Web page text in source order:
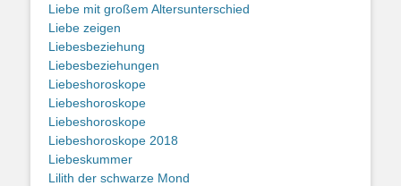
Liebe mit großem Altersunterschied
Liebe zeigen
Liebesbeziehung
Liebesbeziehungen
Liebeshoroskope
Liebeshoroskope
Liebeshoroskope
Liebeshoroskope 2018
Liebeskummer
Lilith der schwarze Mond